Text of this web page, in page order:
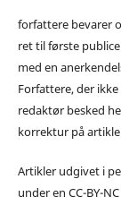
forfattere bevarer
ret til første
med en
Forfattere, der
redaktør besked
korrektur på
Artikler udgivet i
under en CC-BY-